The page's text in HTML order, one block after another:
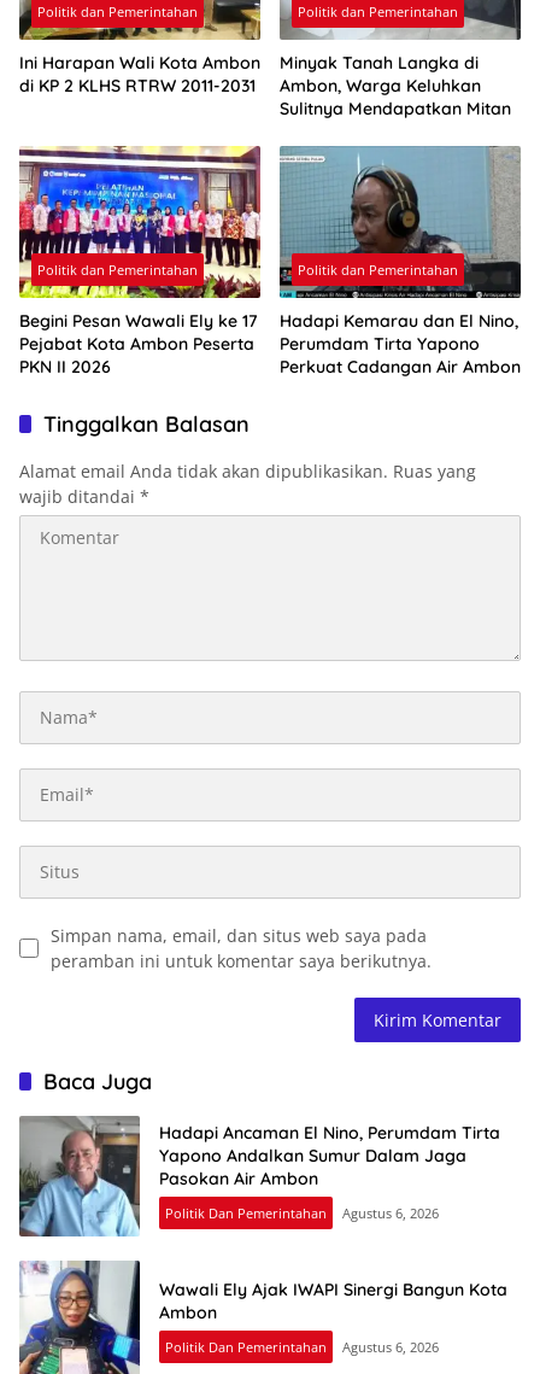
Politik dan Pemerintahan
Ini Harapan Wali Kota Ambon
di KP 2 KLHS RTRW 2011-2031
Politik dan Pemerintahan
Minyak Tanah Langka di
Ambon, Warga Keluhkan
Sulitnya Mendapatkan Mitan
Politik dan Pemerintahan
Begini Pesan Wawali Ely ke 17
Pejabat Kota Ambon Peserta
PKN II 2026
Politik dan Pemerintahan
Hadapi Kemarau dan El Nino,
Perumdam Tirta Yapono
Perkuat Cadangan Air Ambon
Tinggalkan Balasan
Alamat email Anda tidak akan dipublikasikan. Ruas yang
wajib ditandai *
Simpan nama, email, dan situs web saya pada
peramban ini untuk komentar saya berikutnya.
Baca Juga
Hadapi Ancaman El Nino, Perumdam Tirta
Yapono Andalkan Sumur Dalam Jaga
Pasokan Air Ambon
Politik Dan Pemerintahan Agustus 6, 2026
Wawali Ely Ajak IWAPI Sinergi Bangun Kota
Ambon
Politik Dan Pemerintahan Agustus 6, 2026